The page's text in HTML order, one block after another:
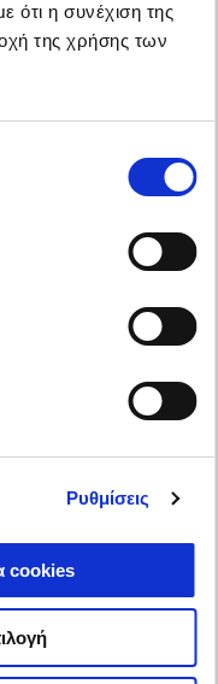
η συνέχιση της
της χρήσης των
Ρυθμίσεις
cookies
πλεονεκτήματα